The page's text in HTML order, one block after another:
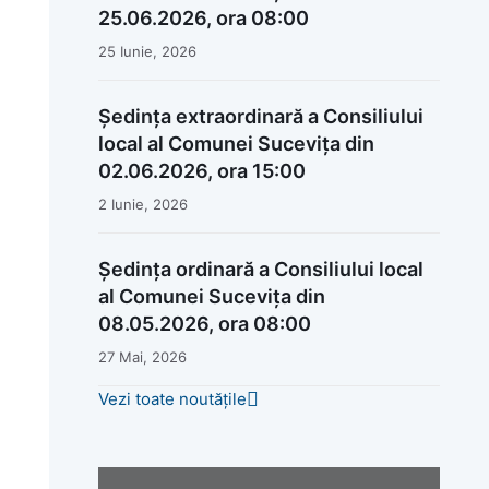
25.06.2026, ora 08:00
25 Iunie, 2026
Ședința extraordinară a Consiliului
local al Comunei Sucevița din
02.06.2026, ora 15:00
2 Iunie, 2026
Ședința ordinară a Consiliului local
al Comunei Sucevița din
08.05.2026, ora 08:00
27 Mai, 2026
Vezi toate noutățile